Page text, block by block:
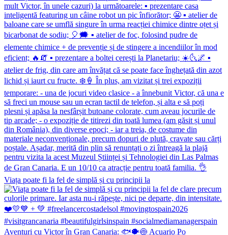
Viața poate fi la fel de simplă și cu principii la
Aventuri cu Victor în Gran Canaria: 🐟🐡🍥 Acuario Po